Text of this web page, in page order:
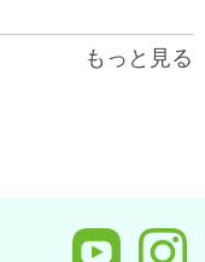
もっと見る